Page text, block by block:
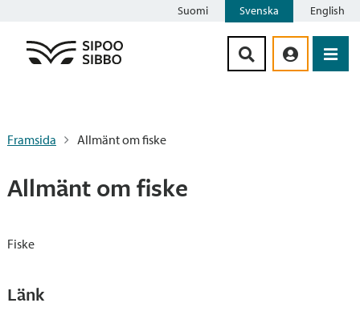
Suomi Svenska English
Framsida Allmänt om fiske
Allmänt om fiske
Fiske
Länk